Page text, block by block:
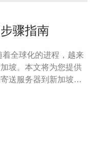
骤指南
坡。本文将为您提供
送服务器到新加坡。
所有重要的数据，以